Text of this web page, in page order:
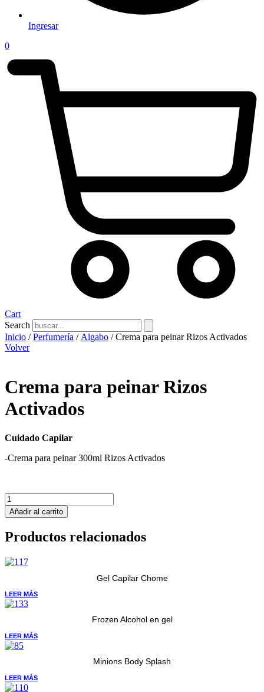
Ingresar
0
Cart
Search
Inicio /Perfumería / Algabo / Crema para peinar Rizos Activados
Volver
Crema para peinar Rizos
Activados
Cuidado Capilar
-Crema para peinar 300ml Rizos Activados
Crema
para
peinar
Activados
Añadir al carrito
Productos relacionados
Gel Capilar Chome
LEER MÁS
Frozen Alcohol en gel
LEER MÁS
Minions Body Splash
LEER MÁS